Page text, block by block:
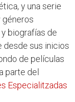
y una serie
géneros
biografías de
desde sus inicios
de películas
parte del
Especialitzadas